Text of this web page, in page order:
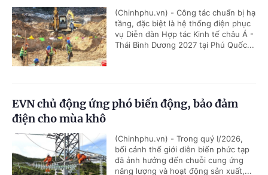
(Chinhphu.vn) - Công tác chuẩn bị hạ
tầng, đặc biệt là hệ thống điện phục
vụ Diễn đàn Hợp tác Kinh tế châu Á -
Thái Bình Dương 2027 tại Phú Quốc...
EVN chủ động ứng phó biến động, bảo đảm
điện cho mùa khô
(Chinhphu.vn) - Trong quý I/2026,
bối cảnh thế giới diễn biến phức tạp
đã ảnh hưởng đến chuỗi cung ứng
năng lượng và hoạt động sản xuất,...